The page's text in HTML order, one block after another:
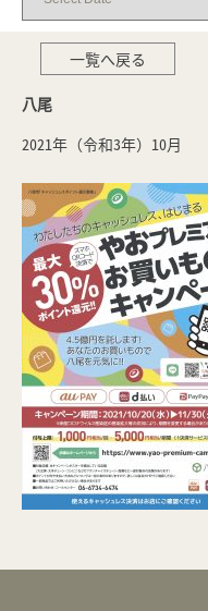
一覧へ戻る
八尾
2021年（令和3年）10月